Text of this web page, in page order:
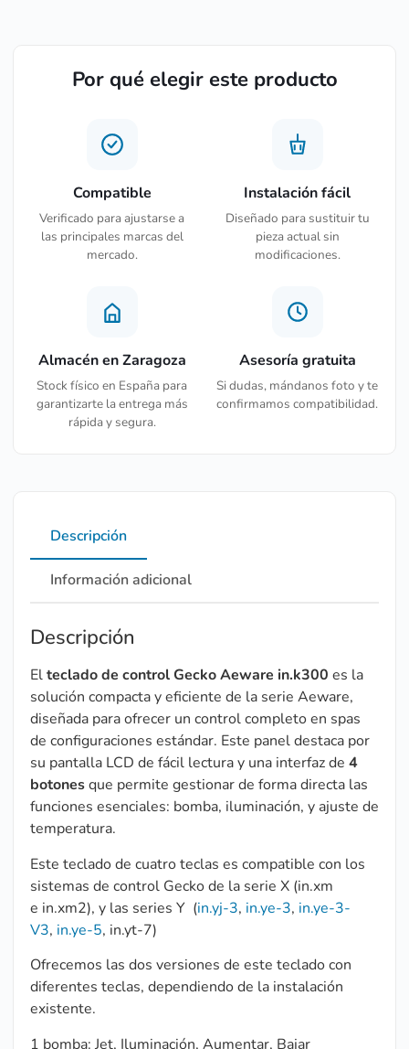
Por qué elegir este producto
Compatible
Verificado para ajustarse a
las principales marcas del
mercado.
Instalación fácil
Diseñado para sustituir tu
pieza actual sin
modificaciones.
Almacén en Zaragoza
Stock físico en España para
garantizarte la entrega más
rápida y segura.
Asesoría gratuita
Si dudas, mándanos foto y te
confirmamos compatibilidad.
Descripción
Información adicional
Descripción
Elteclado de control Gecko Aeware in.k300 es la
solución compacta y eficiente de la serie Aeware,
diseñada para ofrecer un control completo en spas
de configuraciones estándar. Este panel destaca por
su pantalla LCD de fácil lectura y una interfaz de 4
botonesque permite gestionar de forma directa las
funciones esenciales: bomba, iluminación, y ajuste de
temperatura.
Este teclado de cuatro teclas es compatible con los
sistemas de control Gecko de la serie X (in.xm
e in.xm2), y las series Y (in.yj-3, in.ye-3, in.ye-3-
V3, in.ye-5, in.yt-7)
Ofrecemos las dos versiones de este teclado con
diferentes teclas, dependiendo de la instalación
existente.
1 bomba: Jet, Iluminación, Aumentar, Bajar